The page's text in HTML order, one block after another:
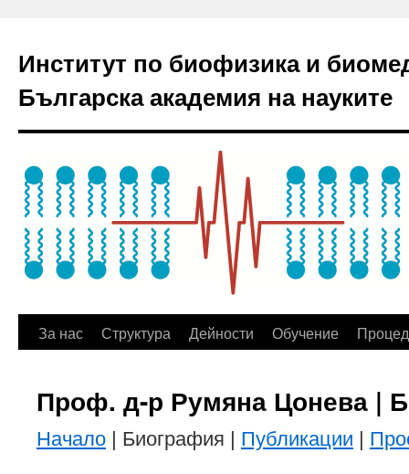
Институт по биофизика и
Българска академия на науките
За нас Структура Дейности Обучение
Проф. д-р Румяна Цонева |
Начало | Биография | Публикации |